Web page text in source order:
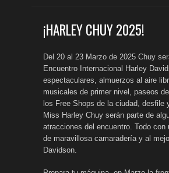
¡HARLEY CHUY 2025!
Del 20 al 23 Marzo de 2025 Chuy
Encuentro Internacional Harley
espectaculares, almuerzos al aire
musicales de primer nivel, paseos
los Free Shops de la ciudad, desfile
Miss Harley Chuy serán parte de
atracciones del encuentro. Todo con
de maravillosa camaradería y al
Davidson.